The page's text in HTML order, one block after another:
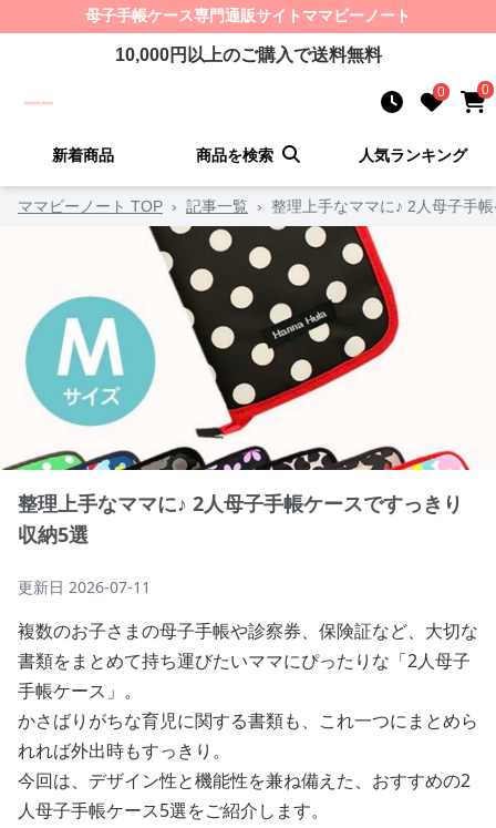
母子手帳ケース専門通販サイト ママビーノート
10,000円以上のご購入で送料無料
0 0
新着商品 商品を検索 人気ランキング
ママビーノート TOP › 記事一覧 › 整理上手なママに♪ 2人母子手
整理上手なママに♪ 2人母子手帳ケースですっきり
収納5選
更新日 2026-07-11
複数のお子さまの母子手帳や診察券、保険証など、大切な
書類をまとめて持ち運びたいママにぴったりな「2人母子
手帳ケース」。
かさばりがちな育児に関する書類も、これ一つにまとめら
れれば外出時もすっきり。
今回は、デザイン性と機能性を兼ね備えた、おすすめの2
人母子手帳ケース5選をご紹介します。